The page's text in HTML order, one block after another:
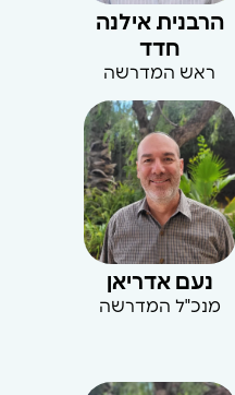
הרבנית אילנה
חדד
ראש המדרשה
נעם אדריאן
מנכ"ל המדרשה